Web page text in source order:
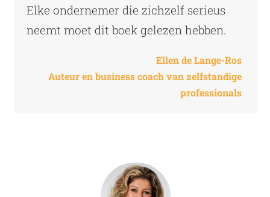
Elke ondernemer die zichzelf serieus
neemt moet dit boek gelezen hebben.
Ellen de Lange-Ros
Auteur en business coach van zelfstandige
professionals